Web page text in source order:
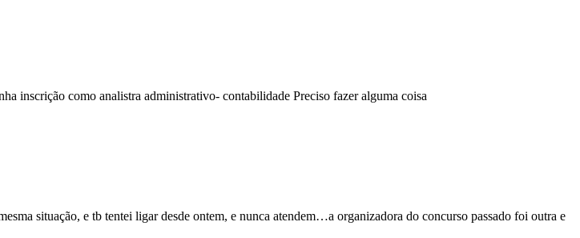
inscrição como analistra administrativo- contabilidade Preciso fazer alguma coisa
situação, e tb tentei ligar desde ontem, e nunca atendem…a organizadora do concurso passado foi outra e